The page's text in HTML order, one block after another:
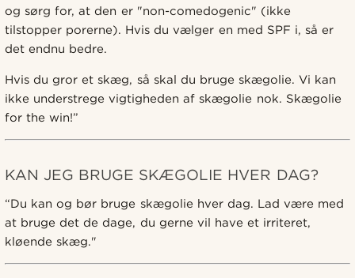
og sørg for, at den er "non-comedogenic" (ikke
tilstopper porerne). Hvis du vælger en med SPF i, så er
det endnu bedre.
Hvis du gror et skæg, så skal du bruge skægolie. Vi kan
ikke understrege vigtigheden af skægolie nok. Skægolie
for the win!”
KAN JEG BRUGE SKÆGOLIE HVER DAG?
“Du kan og bør bruge skægolie hver dag. Lad være med
at bruge det de dage, du gerne vil have et irriteret,
kløende skæg."